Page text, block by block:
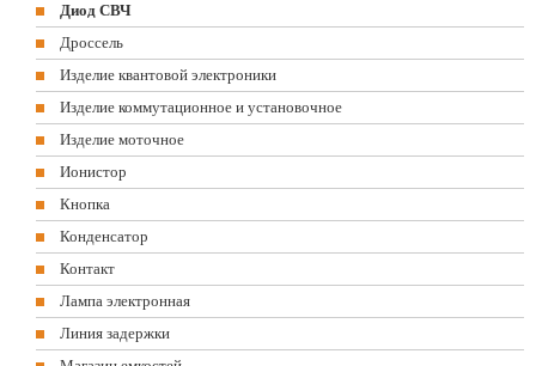
Диод СВЧ
Дроссель
Изделие квантовой электроники
Изделие коммутационное и установочное
Изделие моточное
Ионистор
Кнопка
Конденсатор
Контакт
Лампа электронная
Линия задержки